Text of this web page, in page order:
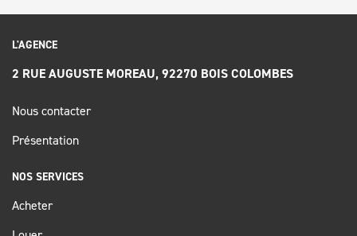
L'AGENCE
2 RUE AUGUSTE MOREAU, 92270 BOIS COLOMBES
Nous contacter
Présentation
NOS SERVICES
Acheter